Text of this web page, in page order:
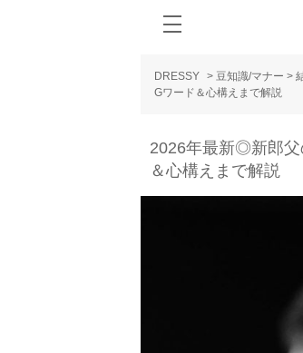
DRESSY > 豆知識/マナー >
Gワード＆心構えまで解説
2026年最新◎新郎父
＆心構えまで解説